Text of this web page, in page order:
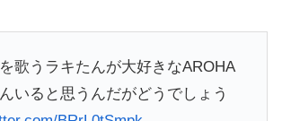
歌うラキたんが大好きなAROHA
いると思うんだがどうでしょう